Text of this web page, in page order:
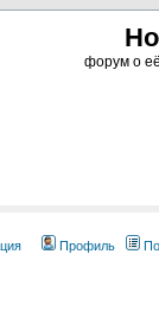
форум о
Профиль